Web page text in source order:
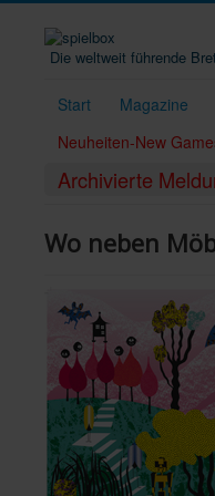
Die weltweit führende
Start Magazine
Neuheiten-New
Archivierte
Wo neben